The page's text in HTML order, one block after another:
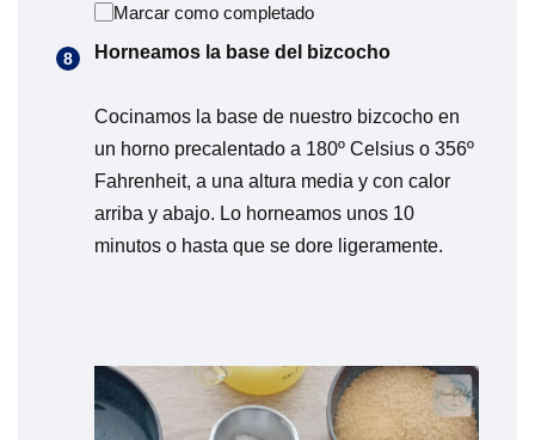
Marcar como completado
Horneamos la base del bizcocho
Cocinamos la base de nuestro bizcocho en
un horno precalentado a 180º Celsius o 356º
Fahrenheit, a una altura media y con calor
arriba y abajo. Lo horneamos unos 10
minutos o hasta que se dore ligeramente.